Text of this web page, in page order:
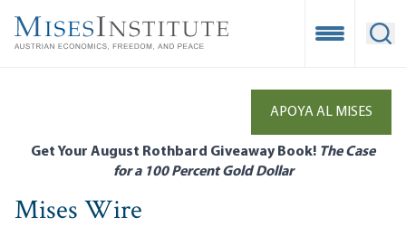
main
Open
APOYA AL MISES
Get Your August Rothbard Giveaway Book! The Case
for a 100 Percent Gold Dollar
Mises Wire